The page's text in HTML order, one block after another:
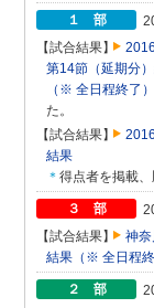
１ 部
【試合結果】
第14節（延期分
（※ 全日程終了）
た。
【試合結果】
結果
＊得点者を掲載
３ 部
【試合結果】
神
結果（※ 全日程終
２ 部